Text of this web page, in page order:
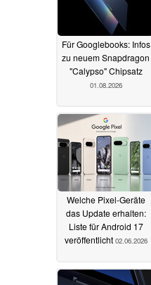
Für Googlebooks: Infos
zu neuem Snapdragon
"Calypso" Chipsatz
01.08.2026
Welche Pixel-Geräte
das Update erhalten:
Liste für Android 17
veröffentlicht 02.06.2026